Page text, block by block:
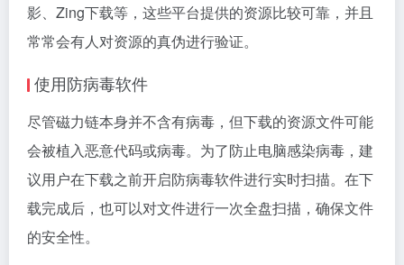
影、Zing下载等，这些平台提供的资源比较可靠，并且
常常会有人对资源的真伪进行验证。
使用防病毒软件
尽管磁力链本身并不含有病毒，但下载的资源文件可能
会被植入恶意代码或病毒。为了防止电脑感染病毒，建
议用户在下载之前开启防病毒软件进行实时扫描。在下
载完成后，也可以对文件进行一次全盘扫描，确保文件
的安全性。